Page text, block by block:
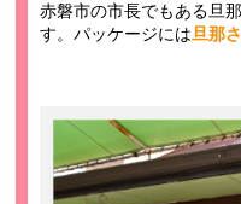
赤磐市の市長でもある旦
す。パッケージには旦那